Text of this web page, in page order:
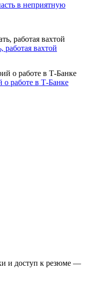
в неприятную
работая вахтой
работе в Т-Банке
и доступ к резюме —